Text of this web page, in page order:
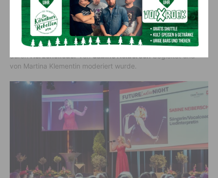
bildete herzgerechtes Fingerfood vonMarcel Vanic
und
seinem Team. Außerdem hatten die Teilnehmerinnen die
Möglichkeit, an Teststationen ihre Gesundheitswerte zu
überprüfen, an einer Netzwerk-Rallye teilzunehmen und
regionale Anbieterinnen kennenzulernen, während der Abend
durchHerzensliedervonSabine Neiberschbegleitet und
von Martina Klementin moderiert wurde.